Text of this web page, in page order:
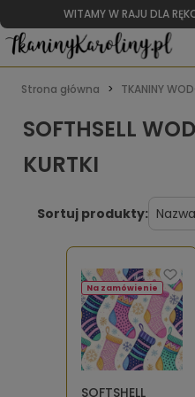
WITAMY W RAJU DLA
Strona główna TKANINY
SOFTHSELL
KURTKI
Sortuj produkty:
SOFTSHELL
Na zamówienie